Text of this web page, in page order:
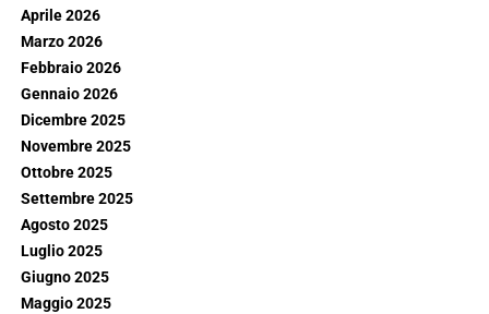
Aprile 2026
Marzo 2026
Febbraio 2026
Gennaio 2026
Dicembre 2025
Novembre 2025
Ottobre 2025
Settembre 2025
Agosto 2025
Luglio 2025
Giugno 2025
Maggio 2025